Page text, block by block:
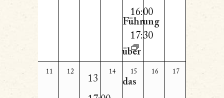
16:00
-
17:30
Führung
über
das
0
Veranstaltungen,
11
0
Veranstaltungen,
12
1
13
0
Veranstaltungen,
14
0
Veranstaltungen,
15
016
017